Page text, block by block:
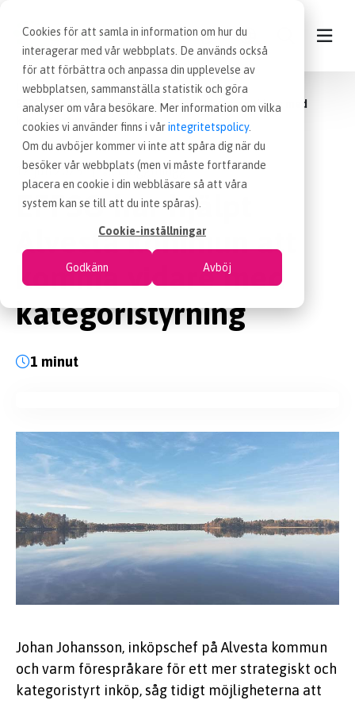
Cookies för att samla in information om hur du
interagerar med vår webbplats. De används också
för att förbättra och anpassa din upplevelse av
webbplatsen, sammanställa statistik och göra
analyser om våra besökare. Mer information om vilka
cookies vi använder finns i vårintegritetspolicy.
Om du avböjer kommer vi inte att spåra dig när du
besöker vår webbplats (men vi måste fortfarande
placera en cookie i din webbläsare så att våra
system kan se till att du inte spåras).
Cookie-inställningar
Godkänn Avböj
KONTAKT
VÅRA TJÄNSTER
LEDIGA INKÖPSJOBB
EFFSO TOOLS
Inköp
Nyheter
EFFSO har hjälpt Alvesta kommun att komma vidare med
kategoristyrning
12 jun 2023 | Blogginlägg
EFFSO har hjälpt
Alvesta kommun att
komma vidare med
kategoristyrning
1 minut
Johan Johansson, inköpschef på Alvesta kommun
och varm förespråkare för ett mer strategiskt och
kategoristyrt inköp, såg tidigt möjligheterna att